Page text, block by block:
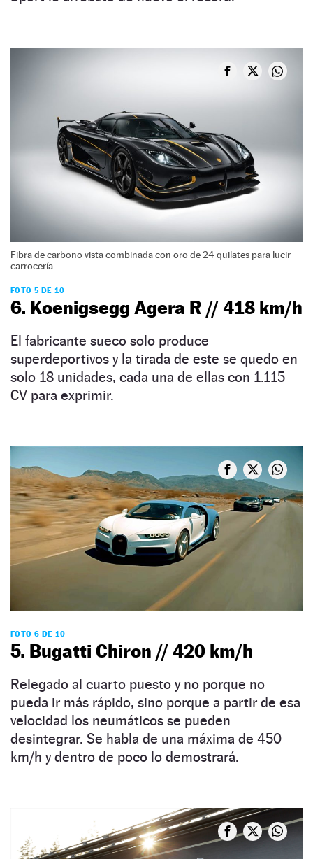
Fibra de carbono vista combinada con oro de 24 quilates para lucir
carrocería.
FOTO 5 DE 10
6. Koenigsegg Agera R // 418 km/h
El fabricante sueco solo produce
superdeportivos y la tirada de este se quedo en
solo 18 unidades, cada una de ellas con 1.115
CV para exprimir.
FOTO 6 DE 10
5. Bugatti Chiron // 420 km/h
Relegado al cuarto puesto y no porque no
pueda ir más rápido, sino porque a partir de esa
velocidad los neumáticos se pueden
desintegrar. Se habla de una máxima de 450
km/h y dentro de poco lo demostrará.